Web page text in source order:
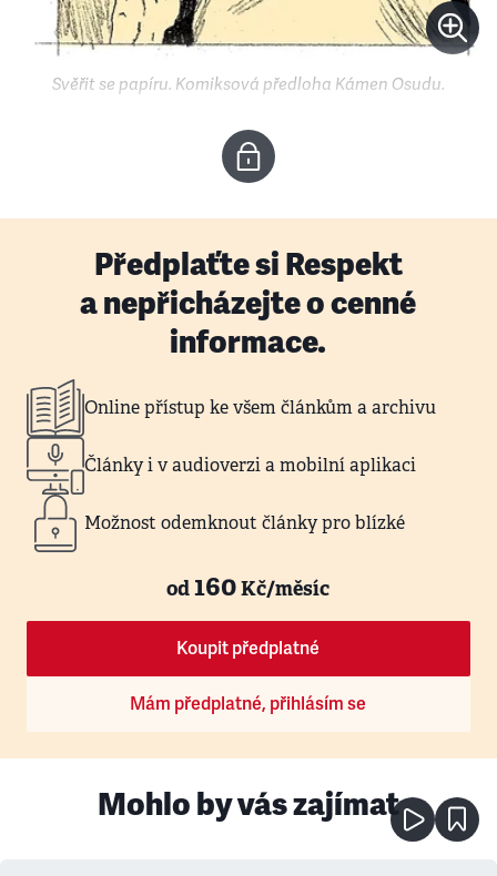
Svěřit se papíru. Komiksová předloha Kámen Osudu.
Předplaťte si Respekt
a nepřicházejte o cenné
informace.
Online přístup ke všem článkům a archivu
Články i v audioverzi a mobilní aplikaci
Možnost odemknout články pro blízké
od160Kč/měsíc
Koupit předplatné
Mám předplatné, přihlásím se
Mohlo by vás zajímat